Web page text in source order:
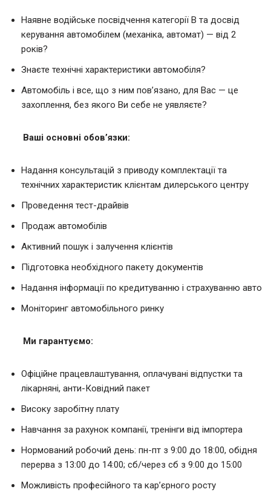
Наявне водійське посвідчення категорії В та досвід
керування автомобілем (механіка, автомат) — від 2
років?
Знаєте технічні характеристики автомобіля?
Автомобіль і все, що з ним пов’язано, для Вас — це
захоплення, без якого Ви себе не уявляєте?
Ваші основні обов’язки:
Надання консультацій з приводу комплектації та
технічних характеристик клієнтам дилерського центру
Проведення тест-драйвів
Продаж автомобілів
Активний пошук і залучення клієнтів
Підготовка необхідного пакету документів
Надання інформації по кредитуванню і страхуванню авто
Моніторинг автомобільного ринку
Ми гарантуємо:
Офіційне працевлаштування, оплачувані відпустки та
лікарняні, анти-Ковідний пакет
Високу заробітну плату
Навчання за рахунок компанії, тренінги від імпортера
Нормований робочий день: пн-пт з 9:00 до 18:00, обідня
перерва з 13:00 до 14:00; сб/через сб з 9:00 до 15:00
Можливість професійного та кар’єрного росту